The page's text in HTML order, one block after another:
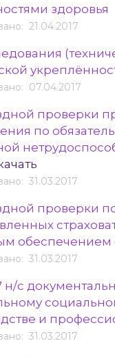
здоровья
21.04.2017
07.04.2017
проверки
по
31.03.2017
проверки
обеспечением
31.03.2017
с
и
31.03.2017